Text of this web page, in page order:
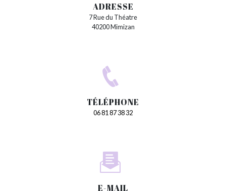
ADRESSE
7 Rue du Théatre
40200 Mimizan
TÉLÉPHONE
06 81 87 38 32
E-MAIL